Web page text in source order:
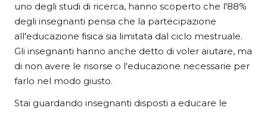
uno degli studi di ricerca, hanno scoperto che l'88%
degli insegnanti pensa che la partecipazione
all'educazione fisica sia limitata dal ciclo mestruale.
Gli insegnanti hanno anche detto di voler aiutare, ma
di non avere le risorse o l'educazione necessarie per
farlo nel modo giusto.
Stai guardando insegnanti disposti a educare le